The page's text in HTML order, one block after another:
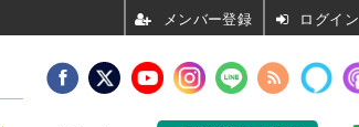
ログイン